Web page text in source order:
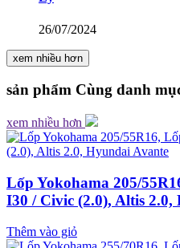
26/07/2024
xem nhiều hơn
sản phẩm Cùng danh
xem nhiều hơn
Lốp Yokohama 205/
I30 / Civic (2.0), Altis 2.0,
Thêm vào giỏ